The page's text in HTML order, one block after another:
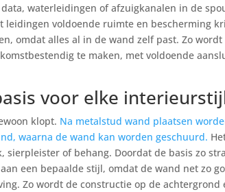
waterleidingen of afzuigkanalen in de
voldoende ruimte en bescherming
omdat alles al in de wand zelf past. Zo
te maken, met voldoende
voor elke
klopt. Na metalstud wand plaatsen
waarna de wand kan worden geschuurd.
sierpleister of behang. Doordat de basis zo
een bepaalde stijl, omdat de wand net zo
Zo wordt de constructie op de